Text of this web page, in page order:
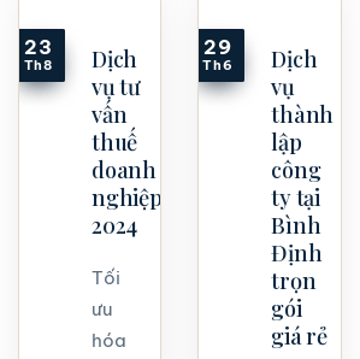
Dịch
vụ tư
vấn
thuế
doanh
nghiệp
2024
Tối
ưu
hóa
23
Th8
Dịch
vụ
thành
lập
công
ty tại
Bình
Định
trọn
gói
giá rẻ
29
Th6